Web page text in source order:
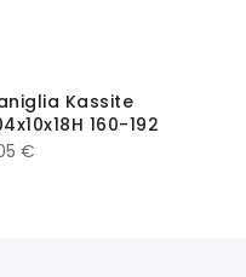
Kassite
160-192
€